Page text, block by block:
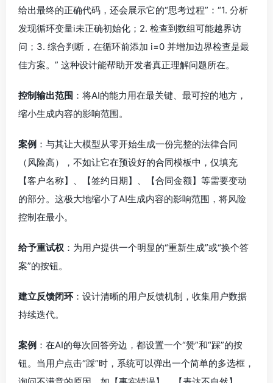
给出最终的正确代码，还会展示它的“思考过程”：“1. 分析
发现循环变量i未正确初始化；2. 检查到数组可能越界访
问；3. 综合判断，在循环前添加 i=0 并增加边界检查是最
佳方案。” 这种设计能帮助开发者真正理解问题所在。
控制输出范围 ：将AI的能力用在最关键、最可控的地方，
缩小生成内容的影响范围。
案例 ：与其让大模型从零开始生成一份完整的法律合同
（风险高），不如让它在预设好的合同模板中，仅填充
【客户名称】、【签约日期】、【合同金额】等需要变动
的部分。这极大地缩小了AI生成内容的影响范围，将风险
控制在最小。
给予重试权 ：为用户提供一个明显的“重新生成”或“换个答
案”的按钮。
建立反馈闭环：设计清晰的用户反馈机制，收集用户数据
持续迭代。
案例 ：在AI的每次回答旁边，都设置一个“赞”和“踩”的按
钮。当用户点击“踩”时，系统可以弹出一个简单的多选框，